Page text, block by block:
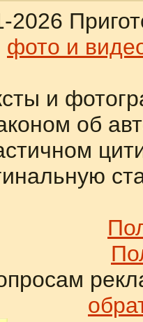
2026
фото и
и
об